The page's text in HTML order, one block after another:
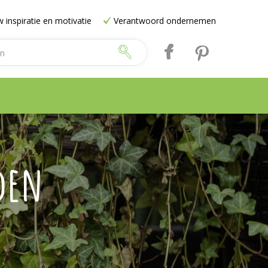
inspiratie en motivatie Verantwoord ondernemen